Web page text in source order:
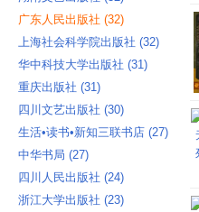
广东人民出版社 ‎(32)
上海社会科学院出版社 ‎(32)
华中科技大学出版社 ‎(31)
重庆出版社 ‎(31)
四川文艺出版社 ‎(30)
生活•读书•新知三联书店 ‎(27)
中华书局 ‎(27)
四川人民出版社 ‎(24)
浙江大学出版社 ‎(23)